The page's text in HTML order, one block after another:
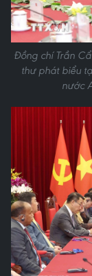
Đồng chí Trần
thư phát biểu
nước